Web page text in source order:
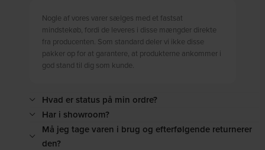
Nogle af vores varer sælges med et fastsat
mindstekøb, fordi de leveres i disse mængder direkte
fra producenten. Som standard deler vi ikke disse
pakker op for at garantere, at produkterne ankommer i
god stand til dig som kunde.
Hvad er status på min ordre?
Har i showroom?
Må jeg tage varen i brug og efterfølgende returnerer
den?